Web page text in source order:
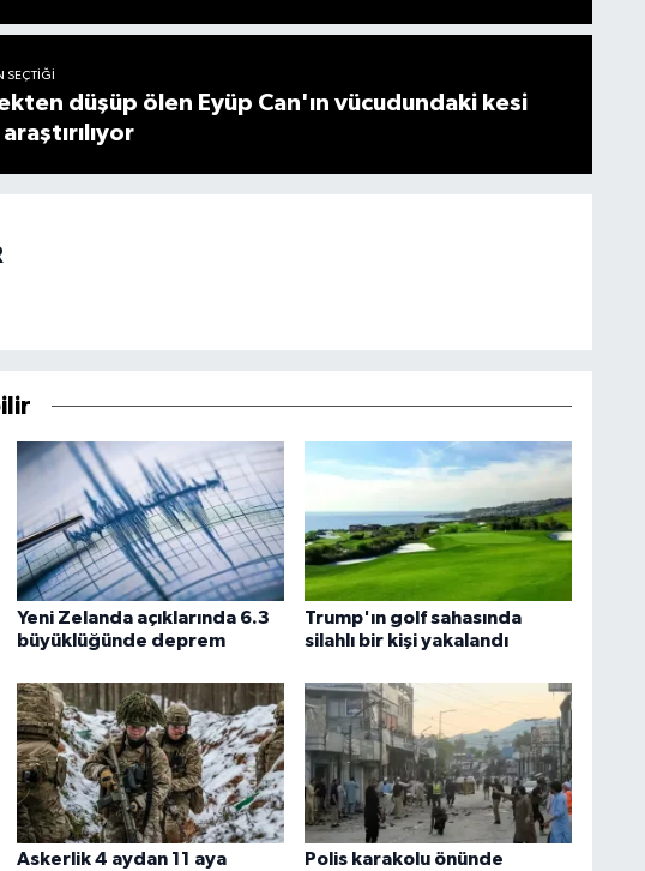
SEÇTIĞI
düşüp ölen Eyüp Can'ın vücudundaki kesi
Yeni Zelanda açıklarında 6.3
büyüklüğünde deprem
Trump'ın golf sahasında
silahlı bir kişi yakalandı
Askerlik 4 aydan 11 aya
Polis karakolu önünde